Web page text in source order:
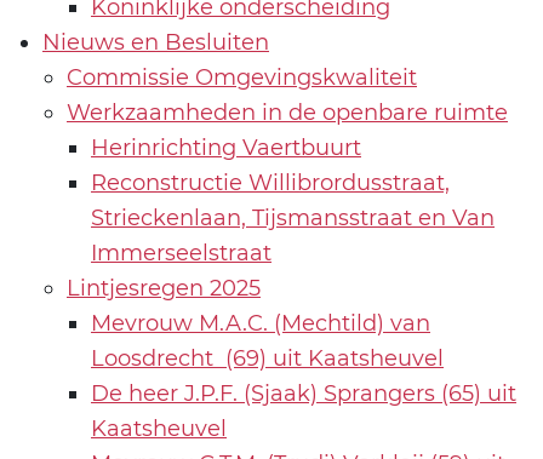
Koninklijke onderscheiding
Nieuws en Besluiten
Commissie Omgevingskwaliteit
Werkzaamheden in de openbare ruimte
Herinrichting Vaertbuurt
Reconstructie Willibrordusstraat,
Strieckenlaan, Tijsmansstraat en Van
Immerseelstraat
Lintjesregen 2025
Mevrouw M.A.C. (Mechtild) van
Loosdrecht (69) uit Kaatsheuvel
De heer J.P.F. (Sjaak) Sprangers (65) uit
Kaatsheuvel